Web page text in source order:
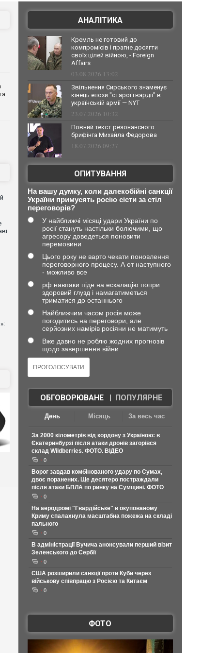
АНАЛІТИКА
Кремль не готовий до
компромісів і прагне досягти
своїх цілей війною, - Foreign
Affairs
03.08.2026 13:02
Звільнення Сирського знаменує
кінець епохи "старої гвардії" в
українській армії — NYT
23.07.2026 10:32
Повний текст резонансного
брифінга Михайла Федорова
18.07.2026 09:27
ОПИТУВАННЯ
На вашу думку, коли далекобійні санкції
України примусять росію сісти за стіл
переговорів?
У найближчі місяці удари України по
росії стануть настільки болючими, що
агресору доведеться поновити
перемовини
Цього року не варто чекати поновлення
переговорного процесу. А от наступного
- можливо все
рф навпаки піде на ескалацію попри
здоровий глузд і намагатиметься
триматися до останнього
Найближчим часом росія може
погодитись на переговори, але
серйозних намірів росіяни не матимуть
Вже давно не роблю жодних прогнозів
щодо завершення війни
ОБГОВОРЮВАНЕ| ПОПУЛЯРНЕ
День Місяць За весь час
За 2000 кілометрів від кордону з Україною: в
Єкатеринбурзі після атаки дронів загорівся
склад Wildberries. ФОТО. ВІДЕО
0
Ворог завдав комбінованого удару по Сумах,
двоє поранених. Ще десятеро постраждали
після атаки БПЛА по ринку на Сумщині. ФОТО
0
На аеродромі "Гвардійське" в окупованому
Криму спалахнула масштабна пожежа на складі
пального
0
В адміністрації Вучича анонсували перший візит
Зеленського до Сербії
0
США розширили санкції проти Куби через
військову співпрацю з Росією та Китаєм
0
ФОТО